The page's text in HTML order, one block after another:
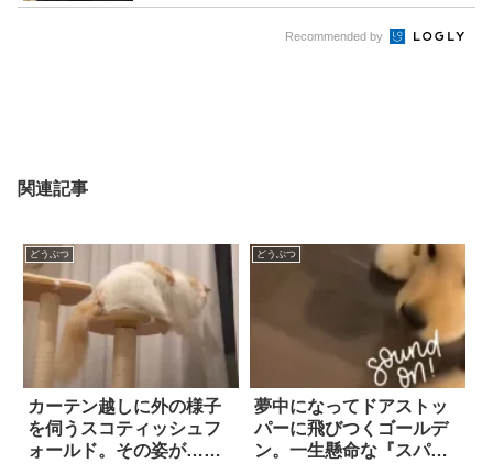
Recommended by
関連記事
どうぶつ
カーテン越しに外の様子
を伺うスコティッシュフ
ォールド。その姿が…あ
どうぶつ
夢中になってドアストッ
パーに飛びつくゴールデ
ン。一生懸命な『スパー